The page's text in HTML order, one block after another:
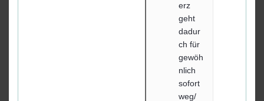
erz
geht
dadur
ch für
gewöh
nlich
sofort
weg/